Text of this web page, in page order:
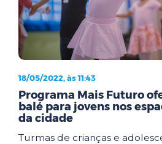
18/05/2022, às 11:43
Programa Mais Futuro
balé para jovens nos
da cidade
Turmas de crianças e